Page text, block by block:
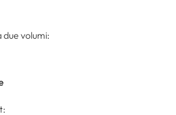
due volumi: